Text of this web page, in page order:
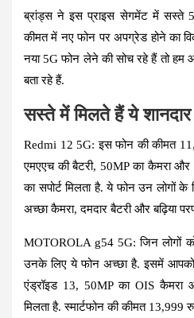
ब्रांड्स ने इस प्राइस सेगमेंट में सस्ते
कीमत में नए फोन पर अपग्रेड होने का
नया 5G फोन लेने की सोच रहे हैं तो हम
बता रहे हैं.
सस्ते में मिलते हैं ये
Redmi 12 5G: इस फोन की कीमत
एमएएच की बैटरी, 50MP का कैमरा
का सपोर्ट मिलता है. ये फोन उन लोगों
अच्छा कैमरा, दमदार बैटरी और बढ़िया
MOTOROLA g54 5G: जिन लोगों
उनके लिए ये फोन अच्छा है. इसमें आपको
एंड्रॉइड 13, 50MP का OIS कैमरा
मिलता है. स्मार्टफोन की कीमत 13,999